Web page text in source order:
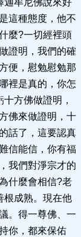
迦牟尼佛說來好
這種態度，他不
麼?一切經裡頭
證明，我們的確
便，慰勉慰勉那
裡是真的，你怎
方佛做證明，
佛來做證明，十
話了，這要認真
信能信，你有福
我們對淨宗才的
什麼會相信?老
根成熟。現在他
。得一尊佛、一
你，都來保佑